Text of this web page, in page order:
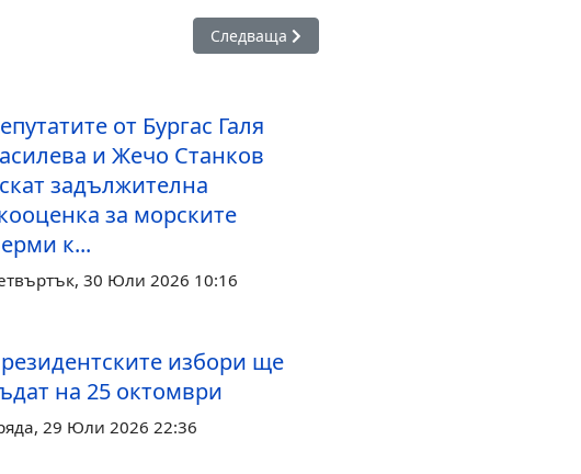
не предлага убедителни решения на най-наболелите
Следваща статия: Жечо Станков:
Следваща
от Бургас Галя
и Жечо Станков
задължителна
за морските
к...
30 Юли 2026 10:16
избори ще
на 25 октомври
29 Юли 2026 22:36